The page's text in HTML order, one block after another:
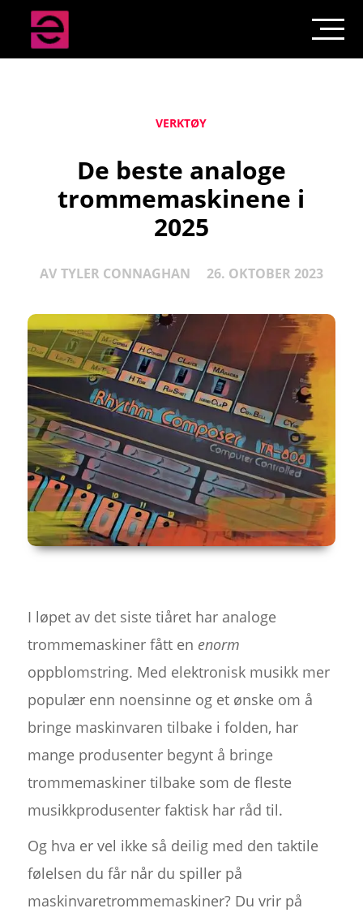
VERKTØY
De beste analoge
trommemaskinene i
2025
AV TYLER CONNAGHAN 26. OKTOBER 2023
I løpet av det siste tiåret har analoge
trommemaskiner fått en enorm
oppblomstring. Med elektronisk musikk mer
populær enn noensinne og et ønske om å
bringe maskinvaren tilbake i folden, har
mange produsenter begynt å bringe
trommemaskiner tilbake som de fleste
musikkprodusenter faktisk har råd til.
Og hva er vel ikke så deilig med den taktile
følelsen du får når du spiller på
maskinvaretrommemaskiner? Du vrir på